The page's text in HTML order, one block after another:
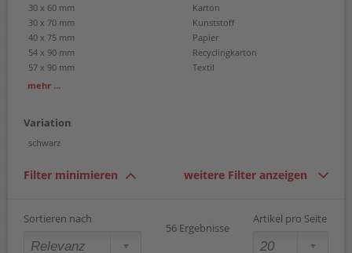
30 x 60 mm
30 x 70 mm
40 x 75 mm
54 x 90 mm
57 x 90 mm
60 x 90 mm
97 x 86 mm
105 x 148 mm
34 x 84 mm
mehr ...
Karton
Kunststoff
Papier
Recyclingkarton
Textil
Variation
schwarz
Filter minimieren weitere Filter anzeigen
Sortieren nach
56 Ergebnisse
Artikel pro Seite